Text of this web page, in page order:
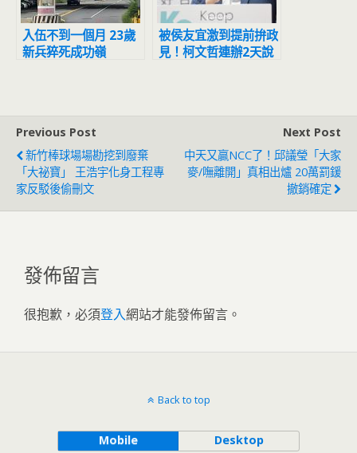
入伍不到一個月 23歲
新兵猝死成功嶺
被侯友宜激到提前拚政
見！柯文哲連辦2天說
Previous Post
新竹棒球場場勘挖到廢棄
「大祕寶」 王浩宇化身工程專
家反駁後偷刪文
Next Post
中天又贏NCC了！邱議瑩「大家
麥/嘸離開」真相出爐 20萬罰鍰
撤銷確定
發佈留言
很抱歉，必須登入網站才能發佈留言。
Back to top
Mobile Desktop